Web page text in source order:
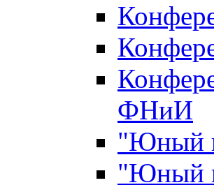
ФНиИ
"Юный
"Юный